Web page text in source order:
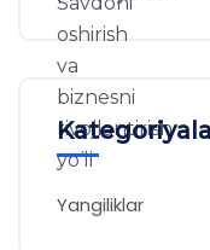
Yangiliklar